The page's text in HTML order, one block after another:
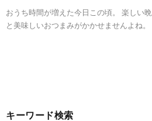
おうち時間が増えた今日この頃。 楽しい
と美味しいおつまみがかかせませんよね
キーワード検索